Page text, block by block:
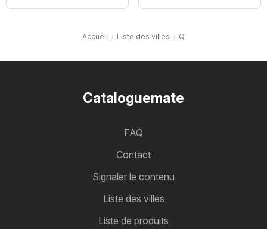
Accueil Liste des villes Q
Cataloguemate
FAQ
Contact
Signaler le contenu
Liste des villes
Liste de produits